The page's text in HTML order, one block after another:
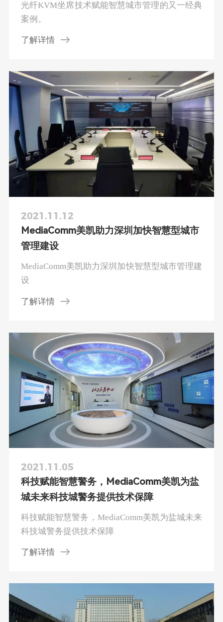
光纤KVM坐席技术赋能智慧城市管理的又一经典
案例。
了解详情
2021.11.12
MediaComm美凯助力深圳加快智慧型城市
管理建设
MediaComm美凯助力深圳加快智慧型城市管理建
设
了解详情
2021.11.05
科技赋能智慧警务，MediaComm美凯为盐
城未来科技城警务提供技术保障
科技赋能智慧警务，MediaComm美凯为盐城未来
科技城警务提供技术保障
了解详情